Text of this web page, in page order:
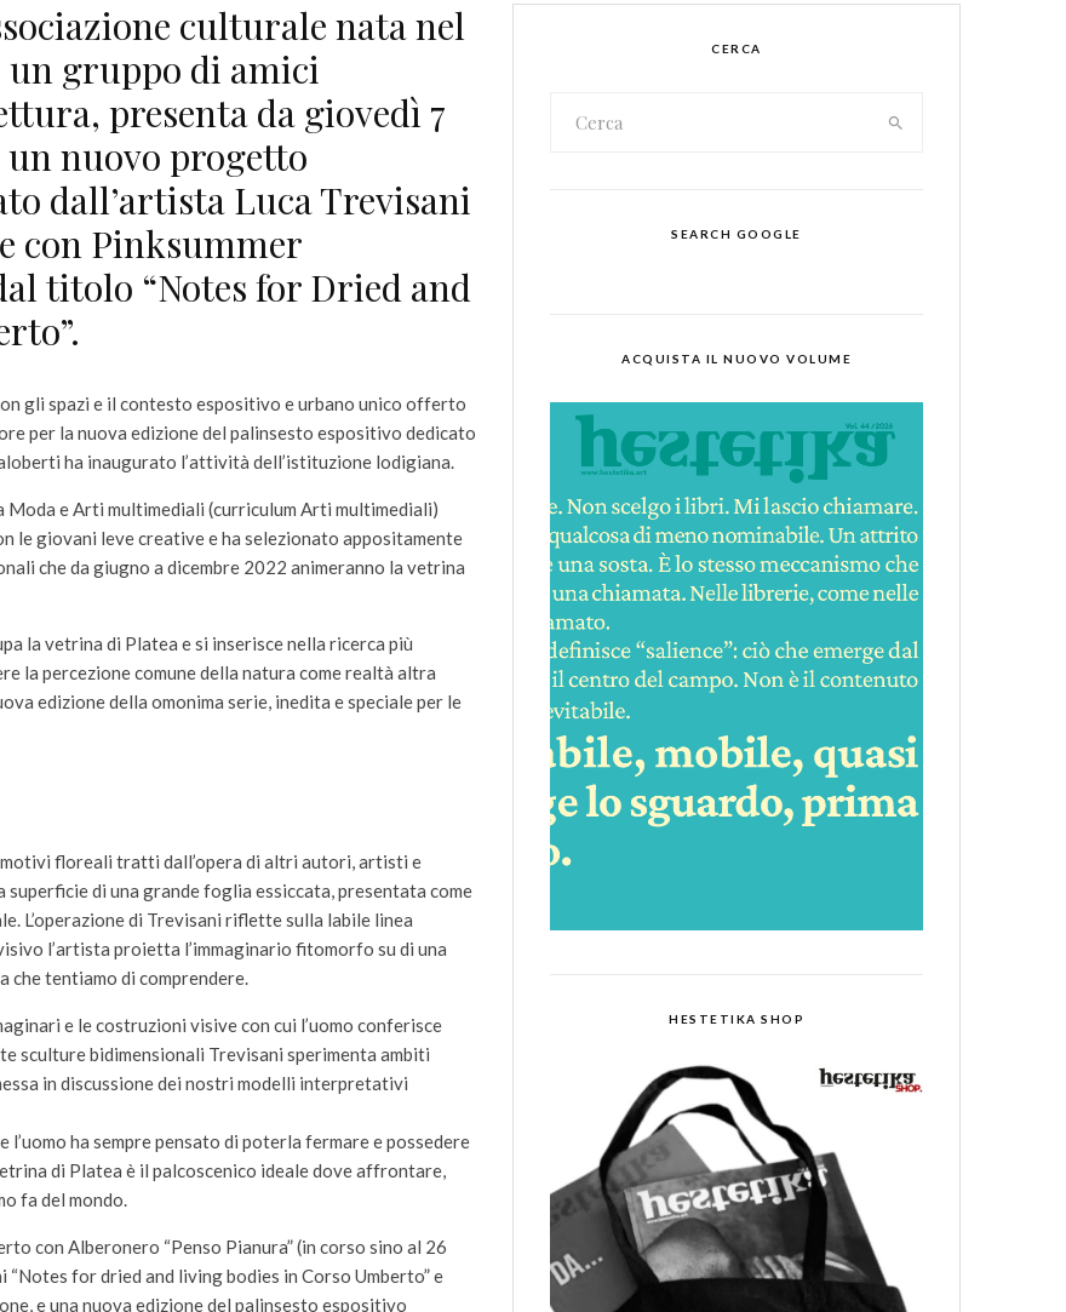
culturale nata nel
un gruppo di amici
presenta da giovedì 7
nuovo progetto
dall’artista Luca Trevisani
con Pinksummer
titolo “Notes for Dried and
gli spazi e il contesto espositivo e urbano unico offerto
per la nuova edizione del palinsesto espositivo dedicato
ha inaugurato l’attività dell’istituzione lodigiana.
Moda e Arti multimediali (curriculum Arti multimediali)
le giovani leve creative e ha selezionato appositamente
che da giugno a dicembre 2022 animeranno la vetrina
la vetrina di Platea e si inserisce nella ricerca più
la percezione comune della natura come realtà altra
edizione della omonima serie, inedita e speciale per le
floreali tratti dall’opera di altri autori, artisti e
di una grande foglia essiccata, presentata come
L’operazione di Trevisani riflette sulla labile linea
l’artista proietta l’immaginario fitomorfo su di una
che tentiamo di comprendere.
e le costruzioni visive con cui l’uomo conferisce
sculture bidimensionali Trevisani sperimenta ambiti
in discussione dei nostri modelli interpretativi
ha sempre pensato di poterla fermare e possedere
di Platea è il palcoscenico ideale dove affrontare,
fa del mondo.
con Alberonero “Penso Pianura” (in corso sino al 26
for dried and living bodies in Corso Umberto” e
e una nuova edizione del palinsesto espositivo
CERCA
SEARCH GOOGLE
ACQUISTA IL NUOVO VOLUME
HESTETIKA SHOP